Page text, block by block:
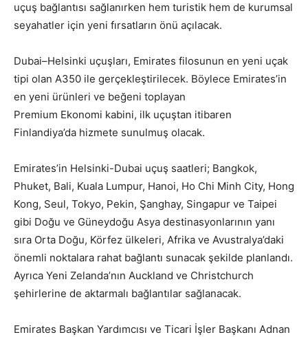
uçuş bağlantısı sağlanırken hem turistik hem de kurumsal
seyahatler için yeni fırsatların önü açılacak.
Dubai–Helsinki uçuşları, Emirates filosunun en yeni uçak
tipi olan A350 ile gerçekleştirilecek. Böylece Emirates’in
en yeni ürünleri ve beğeni toplayan
Premium Ekonomi kabini, ilk uçuştan itibaren
Finlandiya’da hizmete sunulmuş olacak.
Emirates’in Helsinki-Dubai uçuş saatleri; Bangkok,
Phuket, Bali, Kuala Lumpur, Hanoi, Ho Chi Minh City, Hong
Kong, Seul, Tokyo, Pekin, Şanghay, Singapur ve Taipei
gibi Doğu ve Güneydoğu Asya destinasyonlarının yanı
sıra Orta Doğu, Körfez ülkeleri, Afrika ve Avustralya’daki
önemli noktalara rahat bağlantı sunacak şekilde planlandı.
Ayrıca Yeni Zelanda’nın Auckland ve Christchurch
şehirlerine de aktarmalı bağlantılar sağlanacak.
Emirates Başkan Yardımcısı ve Ticari İşler Başkanı Adnan